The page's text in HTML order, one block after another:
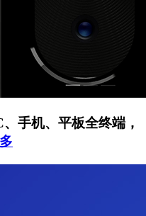
手机、平板全终端，